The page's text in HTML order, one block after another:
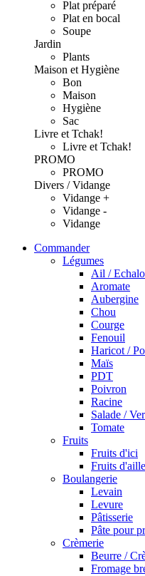
Plat préparé
Plat en bocal
Soupe
Jardin
Plants
Maison et Hygiène
Bon
Maison
Hygiène
Sac
Livre et Tchak!
Livre et Tchak!
PROMO
PROMO
Divers / Vidange
Vidange +
Vidange -
Vidange
Commander
Légumes
Ail /
Aromate
Aubergine
Chou
Courge
Fenouil
Haricot /
Maïs
PDT
Poivron
Racine
Salade /
Tomate
Fruits
Fruits d'ici
Fruits
Boulangerie
Levain
Levure
Pâtisserie
Pâte pour
Crèmerie
Beurre /
Fromage